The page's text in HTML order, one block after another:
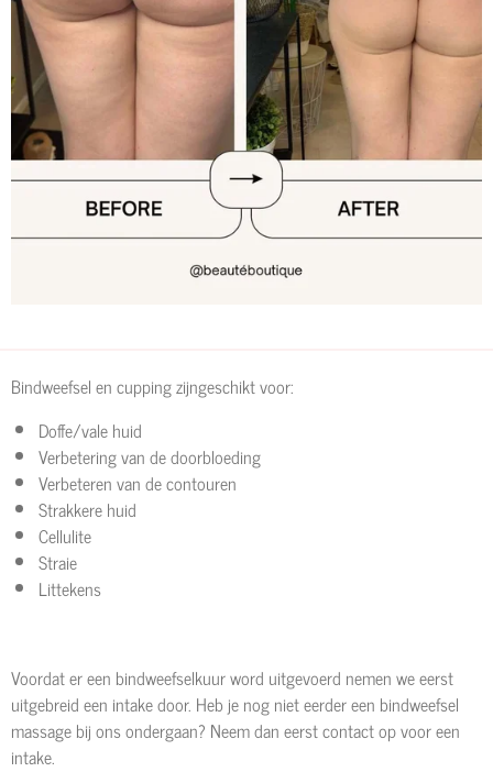
Bindweefsel en cupping zijngeschikt voor:
Doffe/vale huid
Verbetering van de doorbloeding
Verbeteren van de contouren
Strakkere huid
Cellulite
Straie
Littekens
Voordat er een bindweefselkuur word uitgevoerd nemen we eerst
uitgebreid een intake door. Heb je nog niet eerder een bindweefsel
massage bij ons ondergaan? Neem dan eerst contact op voor een
intake.